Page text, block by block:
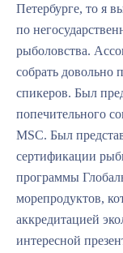
Петербурге, то я
по
рыболовства.
собрать довольно
спикеров. Был
попечительного
MSC. Был
сертификации
программы
морепродуктов,
аккредитацией
интересной